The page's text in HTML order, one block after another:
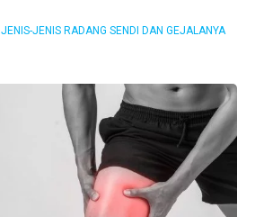
JENIS-JENIS RADANG SENDI DAN GEJALANYA